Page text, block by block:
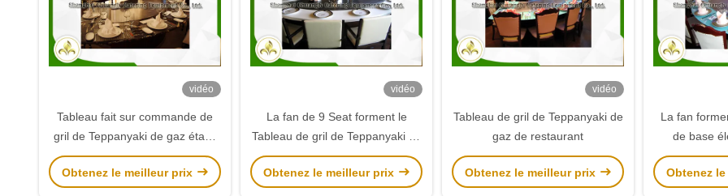
vidéo
Tableau fait sur commande de
gril de Teppanyaki de gaz établi
dans le précipitateur
électrostatique de vapeur
Obtenez le meilleur prix
vidéo
La fan de 9 Seat forment le
Tableau de gril de Teppanyaki de
gaz avec le système
d'épuisement/purification
Obtenez le meilleur prix
vidéo
Tableau de gril de Teppanyaki de
gaz de restaurant
Obtenez le meilleur prix
La fan
de base
Teppanyaki
pour
Obtenez